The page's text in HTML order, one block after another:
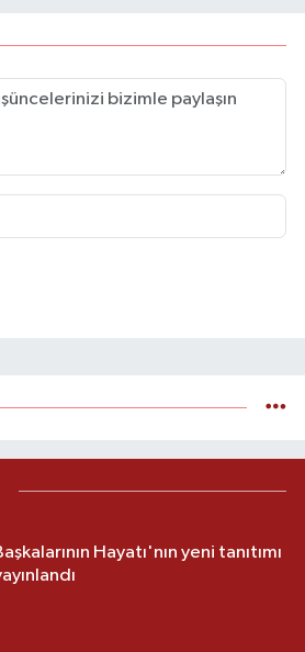
Hayatı'nın yeni tanıtımı